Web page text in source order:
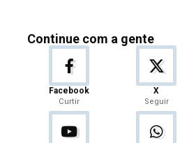
Continue com a gente
Facebook
Curtir
X
Seguir